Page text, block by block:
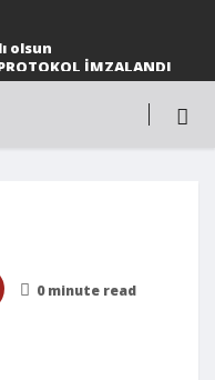
olsun
PROTOKOL İMZALANDI
PROF. DR.
anısına
EDİP AKBAYRAM
YARIŞMASI
0 minute read